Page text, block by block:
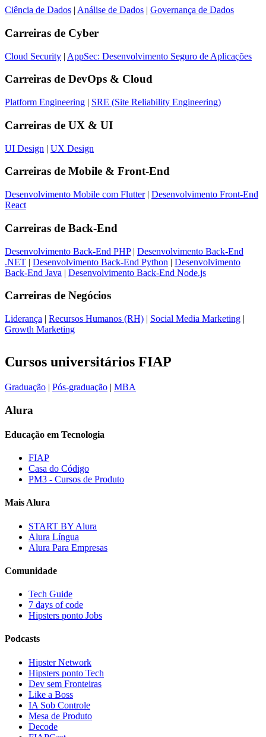
Ciência de Dados | Análise de Dados | Governança de Dados
Carreiras de Cyber
Cloud Security | AppSec: Desenvolvimento Seguro de Aplicações
Carreiras de DevOps & Cloud
Platform Engineering | SRE (Site Reliability Engineering)
Carreiras de UX & UI
UI Design | UX Design
Carreiras de Mobile & Front-End
Desenvolvimento Mobile com Flutter| Desenvolvimento Front-End
React
Carreiras de Back-End
Desenvolvimento Back-End PHP| Desenvolvimento Back-End
.NET | Desenvolvimento Back-End Python | Desenvolvimento
Back-End Java | Desenvolvimento Back-End Node.js
Carreiras de Negócios
Liderança | Recursos Humanos (RH) | Social Media Marketing |
Growth Marketing
Cursos universitários FIAP
Graduação | Pós-graduação | MBA
Alura
Educação em Tecnologia
FIAP
Casa do Código
PM3 - Cursos de Produto
Mais Alura
START BY Alura
Alura Língua
Alura Para Empresas
Comunidade
Tech Guide
7 days of code
Hipsters ponto Jobs
Podcasts
Hipster Network
Hipsters ponto Tech
Dev sem Fronteiras
Like a Boss
IA Sob Controle
Mesa de Produto
Decode